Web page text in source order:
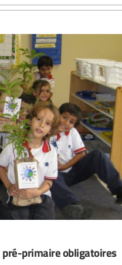
pré-primaire obligatoires